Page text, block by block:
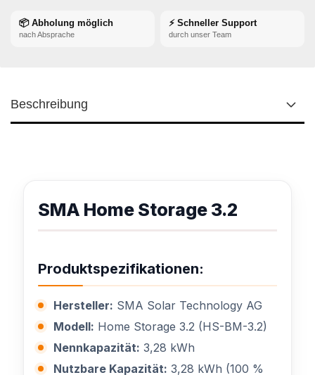
📦 Abholung möglich
nach Absprache
⚡ Schneller Support
durch unser Team
Beschreibung
SMA Home Storage 3.2
Produktspezifikationen:
Hersteller: SMA Solar Technology AG
Modell: Home Storage 3.2 (HS-BM-3.2)
Nennkapazität: 3,28 kWh
Nutzbare Kapazität: 3,28 kWh (100 %